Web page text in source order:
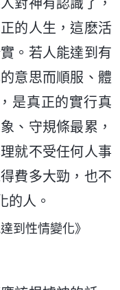
對神有認識了，
的人生，這麽活
。若人能達到有
意思而順服、體
是真正的實行真
、守規條最累，
就不受任何人事
費多大勁，也不
的人。
性情變化》